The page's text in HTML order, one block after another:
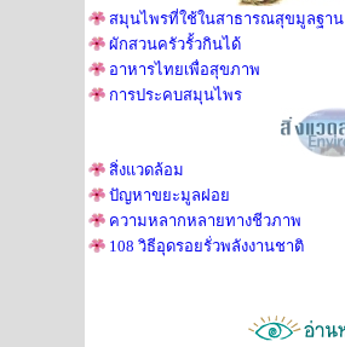
สมุนไพรที่ใช้ในสาธารณสุขมูลฐาน
ผักสวนครัวรั้วกินได้
อาหารไทยเพื่อสุขภาพ
การประคบสมุนไพร
สิ่งแวดล้อม
ปัญหาขยะมูลฝอย
ความหลากหลายทางชีวภาพ
108 วิธีอุดรอยรั่วพลังงานชาติ